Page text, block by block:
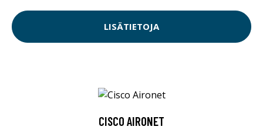
LISÄTIETOJA
CISCO AIRONET